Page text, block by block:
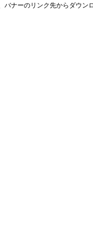
バナーのリンク先からダウン